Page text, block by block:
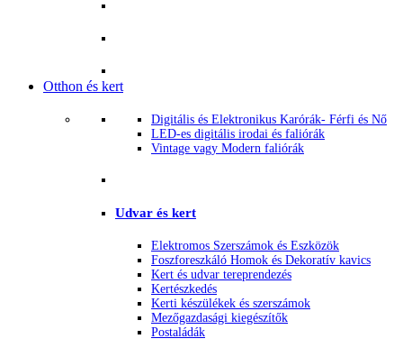
Otthon és kert
Digitális és Elektronikus Karórák- Férfi és Nő
LED-es digitális irodai és faliórák
Vintage vagy Modern faliórák
Udvar és kert
Elektromos Szerszámok és Eszközök
Foszforeszkáló Homok és Dekoratív kavics
Kert és udvar tereprendezés
Kertészkedés
Kerti készülékek és szerszámok
Mezőgazdasági kiegészítők
Postaládák